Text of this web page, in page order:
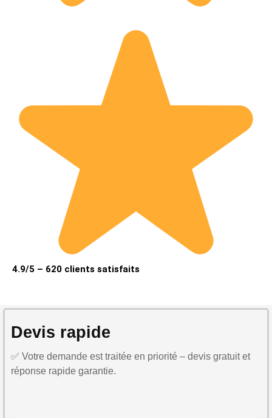
4.9/5 – 620 clients satisfaits
Devis rapide
✅ Votre demande est traitée en priorité – devis gratuit et
réponse rapide garantie.